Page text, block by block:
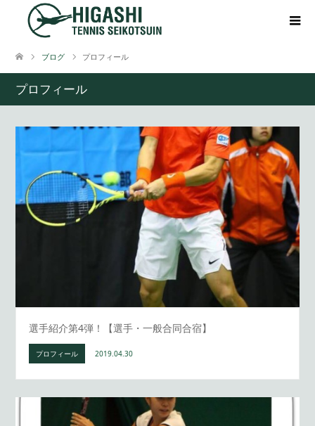
ブログ プロフィール
プロフィール
選手紹介第4弾！【選手・一般合同合宿】
プロフィール 2019.04.30